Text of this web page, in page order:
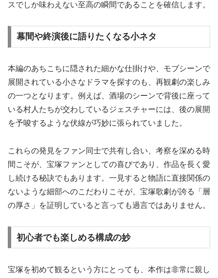
スでしか味わえない至高の瞬間であることを確信します。
幕間や終演後に語りたくなる小ネタ
本編のあちこちに隠された細かな仕掛けや、モブシーンで
展開されている小さなドラマを探すのも、再観劇の楽しみ
の一つとなります。例えば、酒場のシーンで背後に座って
いる村人たちが交わしているジェスチャーには、後の展開
を予唆するような伏線が巧妙に張られていました。
これらの発見をファン同士で共有し合い、考察を深める時
間こそが、宝塚ファンとしての喜びであり、作品を長く愛
し続ける秘訣でもあります。一見すると物語に直接関係の
ないような細部へのこだわりこそが、宝塚歌劇が誇る「層
の厚さ」を証明していると言っても過言ではありません。
初心者でも楽しめる構成の妙
宝塚を初めて観るという方にとっても、本作は非常に親し